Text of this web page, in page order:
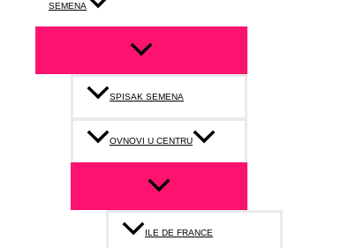
SEMENA
SPISAK SEMENA
OVNOVI U CENTRU
ILE DE FRANCE